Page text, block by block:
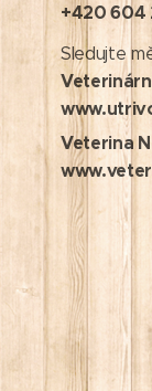
+420 604
Sledujte
Veterina